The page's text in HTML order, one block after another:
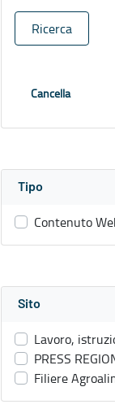
Ricerca
Cancella
Tipo
Contenuto
Sito
Lavoro,
PRESS
Filiere